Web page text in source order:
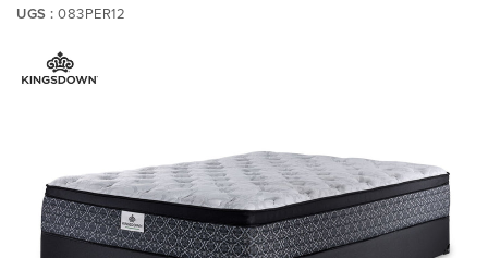
UGS : 083PER12